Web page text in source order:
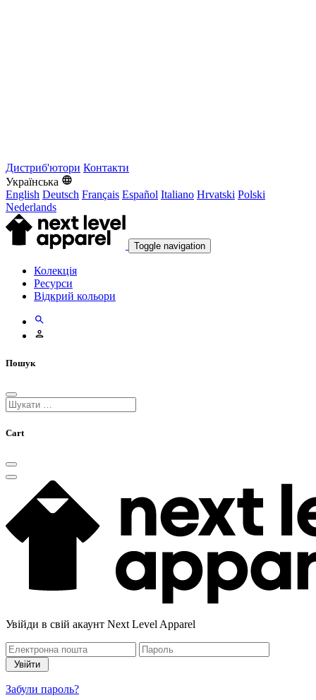
Дистриб'ютори Контакти
Українська
English Deutsch Français Español Italiano Hrvatski Polski
Nederlands
Toggle navigation
Колекція
Ресурси
Відкрий кольори
Пошук
Cart
Увійди в свій акаунт Next Level Apparel
Увійти
Забули пароль?